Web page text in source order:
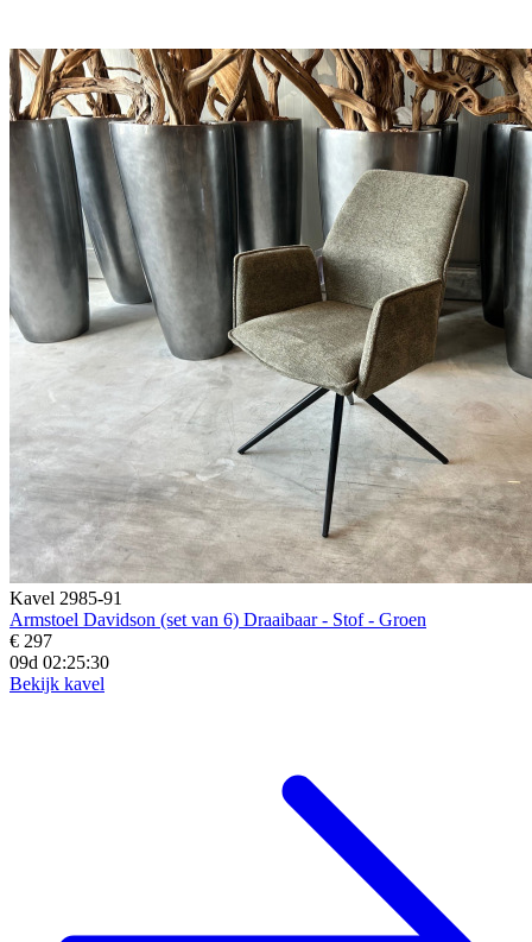
Kavel 2985-91
Armstoel Davidson (set van 6) Draaibaar - Stof - Groen
€ 297
09d 02:25:28
Bekijk kavel